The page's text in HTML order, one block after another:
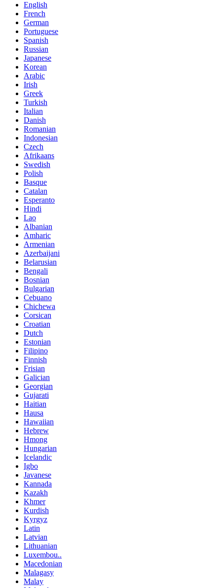
English
French
German
Portuguese
Spanish
Russian
Japanese
Korean
Arabic
Irish
Greek
Turkish
Italian
Danish
Romanian
Indonesian
Czech
Afrikaans
Swedish
Polish
Basque
Catalan
Esperanto
Hindi
Lao
Albanian
Amharic
Armenian
Azerbaijani
Belarusian
Bengali
Bosnian
Bulgarian
Cebuano
Chichewa
Corsican
Croatian
Dutch
Estonian
Filipino
Finnish
Frisian
Galician
Georgian
Gujarati
Haitian
Hausa
Hawaiian
Hebrew
Hmong
Hungarian
Icelandic
Igbo
Javanese
Kannada
Kazakh
Khmer
Kurdish
Kyrgyz
Latin
Latvian
Lithuanian
Luxembou..
Macedonian
Malagasy
Malay